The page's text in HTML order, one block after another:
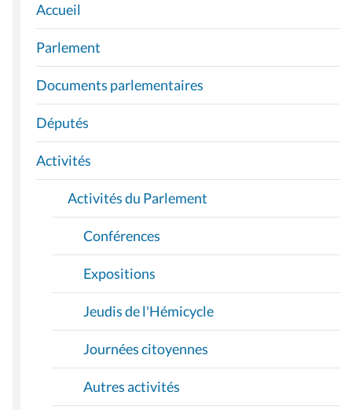
N
A
V
I
G
A
T
I
O
Accueil
Parlement
Documents parlementaires
Députés
Activités
Activités du Parlement
Conférences
Expositions
Jeudis de l'Hémicycle
Journées citoyennes
Autres activités